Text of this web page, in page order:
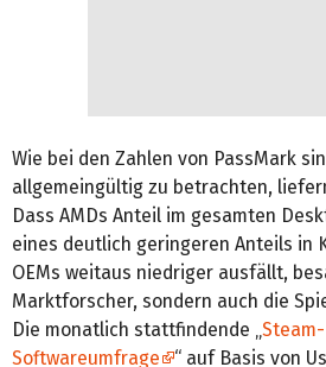
Wie bei den Zahlen von PassMark
allgemeingültig zu betrachten,
Dass AMDs Anteil im gesamten
eines deutlich geringeren Anteils in
OEMs weitaus niedriger ausfällt,
Marktforscher, sondern auch die
Die monatlich stattfindende „
Softwareumfrage
“ auf Basis von